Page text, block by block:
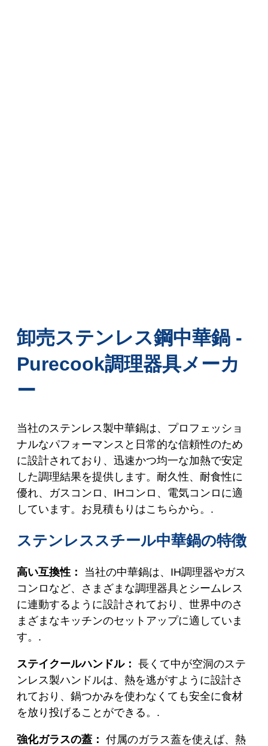
卸売ステンレス鋼中華鍋 -
Purecook調理器具メーカ
ー
当社のステンレス製中華鍋は、プロフェッショ
ナルなパフォーマンスと日常的な信頼性のため
に設計されており、迅速かつ均一な加熱で安定
した調理結果を提供します。耐久性、耐食性に
優れ、ガスコンロ、IHコンロ、電気コンロに適
しています。お見積もりはこちらから。.
ステンレススチール中華鍋の特徴
高い互換性：
当社の中華鍋は、IH調理器やガス
コンロなど、さまざまな調理器具とシームレス
に連動するように設計されており、世界中のさ
まざまなキッチンのセットアップに適していま
す。.
ステイクールハンドル： 長くて中が空洞のステ
ンレス製ハンドルは、熱を逃がすように設計さ
れており、鍋つかみを使わなくても安全に食材
を放り投げることができる。.
強化ガラスの蓋： 付属のガラス蓋を使えば、熱